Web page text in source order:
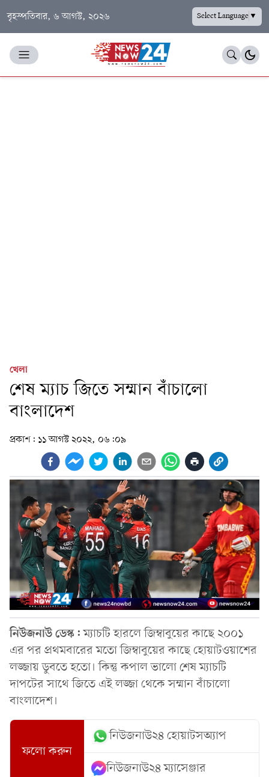
বৃহস্পতিবার, ৬ আগস্ট, ২০২৬ Select Language▼
খেলা
শেষ ম্যাচ জিতে সম্মান বাঁচালো
বাংলাদেশ
প্রকাশ: ১১ আগস্ট ২০২২, ০৬:০৯
নিউজনাউ ডেস্ক:ম্যাচটি হারলে জিম্বাবুয়ের কাছে ২০০১
এর পর প্রথমবারের মতো জিম্বাবুয়ের কাছে হোয়াটওয়াশের
লজ্জায় ডুবতে হতো। কিন্তু কপাল ভালো শেষ ম্যাচটি
দাপটের সাথে জিতে এই লজ্জা থেকে সম্মান বাঁচালো
বাংলাদেশ।
ফলো করুন
নিউজনাউ২৪ হোয়াটসঅ্যাপ
নিউজনাউ২৪ ম্যাসেঞ্জার